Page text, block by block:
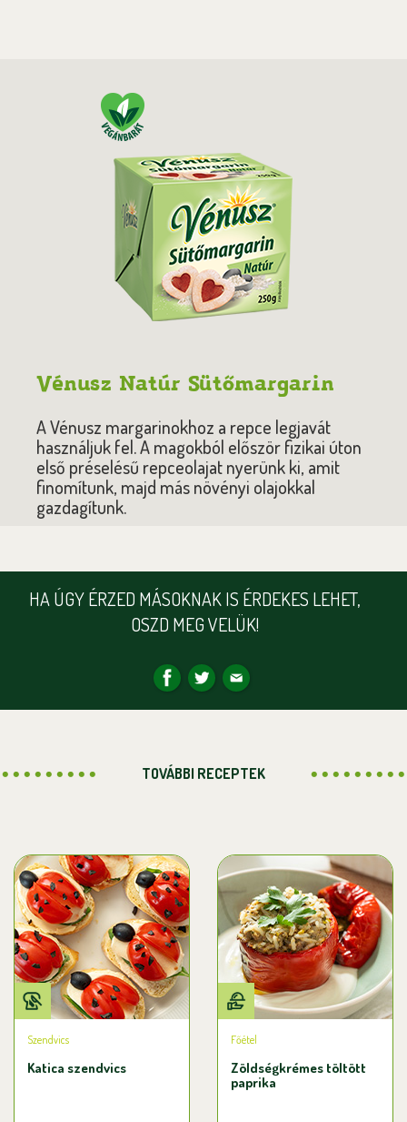
Vénusz Natúr Sütőmargarin
A Vénusz margarinokhoz a repce legjavát
használjuk fel. A magokból először fizikai úton
első préselésű repceolajat nyerünk ki, amit
finomítunk, majd más növényi olajokkal
gazdagítunk.
HA ÚGY ÉRZED MÁSOKNAK IS ÉRDEKES LEHET,
OSZD MEG VELÜK!
TOVÁBBI RECEPTEK
Szendvics
Katica szendvics
Főétel
Zöldségkrémes töltött
paprika